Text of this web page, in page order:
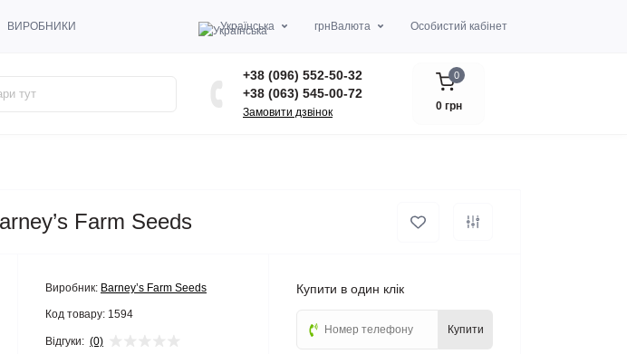
ВИРОБНИКИ Українська грн Валюта Особистий кабінет
+38 (096) 552-50-32
+38 (063) 545-00-72
Замовити дзвінок
0
0 грн
Farm Seeds
Виробник: Barney’s Farm Seeds
Код товару: 1594
Відгуки: (0)
Купити в один клік
Купити